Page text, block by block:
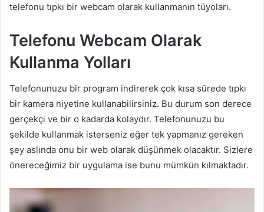
telefonu tıpkı bir webcam olarak kullanmanın tüyoları.
Telefonu Webcam Olarak
Kullanma Yolları
Telefonunuzu bir program indirerek çok kısa sürede tıpkı
bir kamera niyetine kullanabilirsiniz. Bu durum son derece
gerçekçi ve bir o kadarda kolaydır. Telefonunuzu bu
şekilde kullanmak isterseniz eğer tek yapmanız gereken
şey aslında onu bir web olarak düşünmek olacaktır. Sizlere
önereceğimiz bir uygulama ise bunu mümkün kılmaktadır.